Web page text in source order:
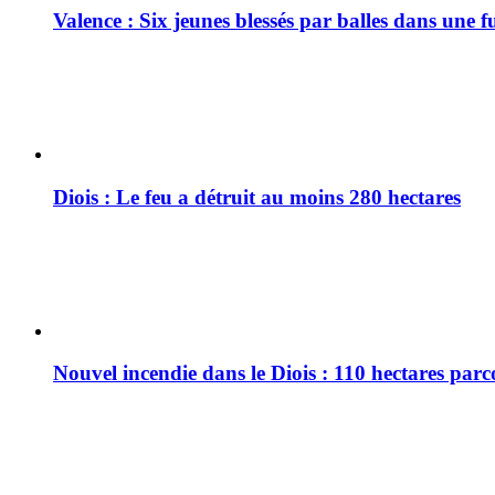
Valence : Six jeunes blessés par balles dans une
Diois : Le feu a détruit au moins 280 hectares
Nouvel incendie dans le Diois : 110 hectares